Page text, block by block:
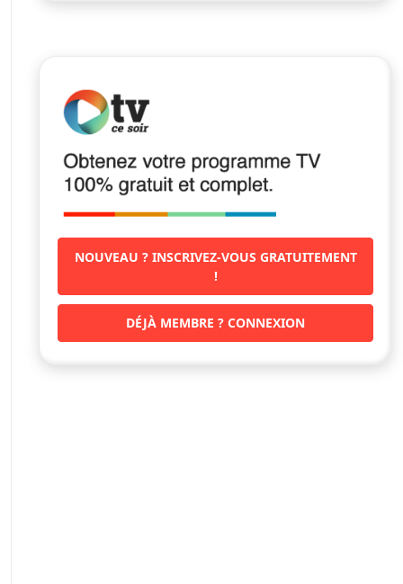
NOUVEAU ? INSCRIVEZ-VOUS GRATUITEMENT
!
DÉJÀ MEMBRE ? CONNEXION